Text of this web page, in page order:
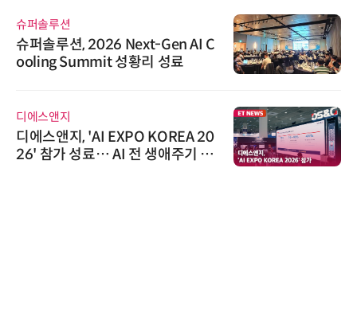
슈퍼솔루션
슈퍼솔루션, 2026 Next-Gen AI C
ooling Summit 성황리 성료
디에스앤지
디에스앤지, 'AI EXPO KOREA 20
26' 참가 성료… AI 전 생애주기 아